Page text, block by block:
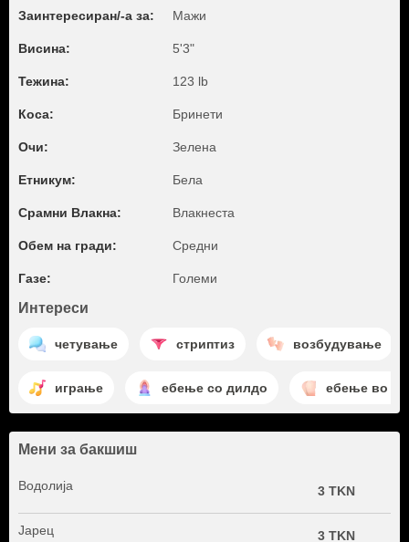
Заинтересиран/-а за: Мажи
Висина: 5'3"
Тежина: 123 lb
Коса: Бринети
Очи: Зелена
Етникум: Бела
Срамни Влакна: Влакнеста
Обем на гради: Средни
Газе: Големи
Интереси
четување стриптиз возбудување
играње ебење со дилдо ебење во
Мени за бакшиш
Водолија 3 TKN
Јарец 3 TKN